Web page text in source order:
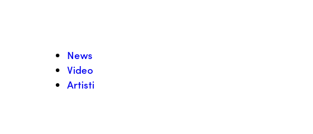
News
Video
Artisti